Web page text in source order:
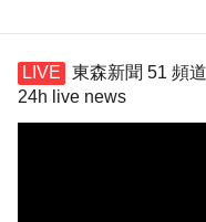
東森新聞 51 頻
24h live news